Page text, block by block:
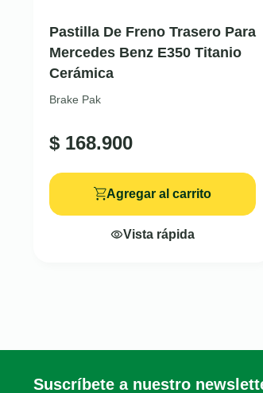
Pastilla De Freno Trasero Para
Mercedes Benz E350 Titanio
Cerámica
Brake Pak
$ 168.900
Agregar al carrito
Vista rápida
Suscríbete a nuestro